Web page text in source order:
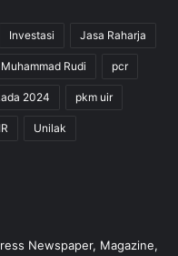
Investasi Jasa Raharja
Muhammad Rudi pcr
2024 pkm uir
Unilak
Newspaper, Magazine,